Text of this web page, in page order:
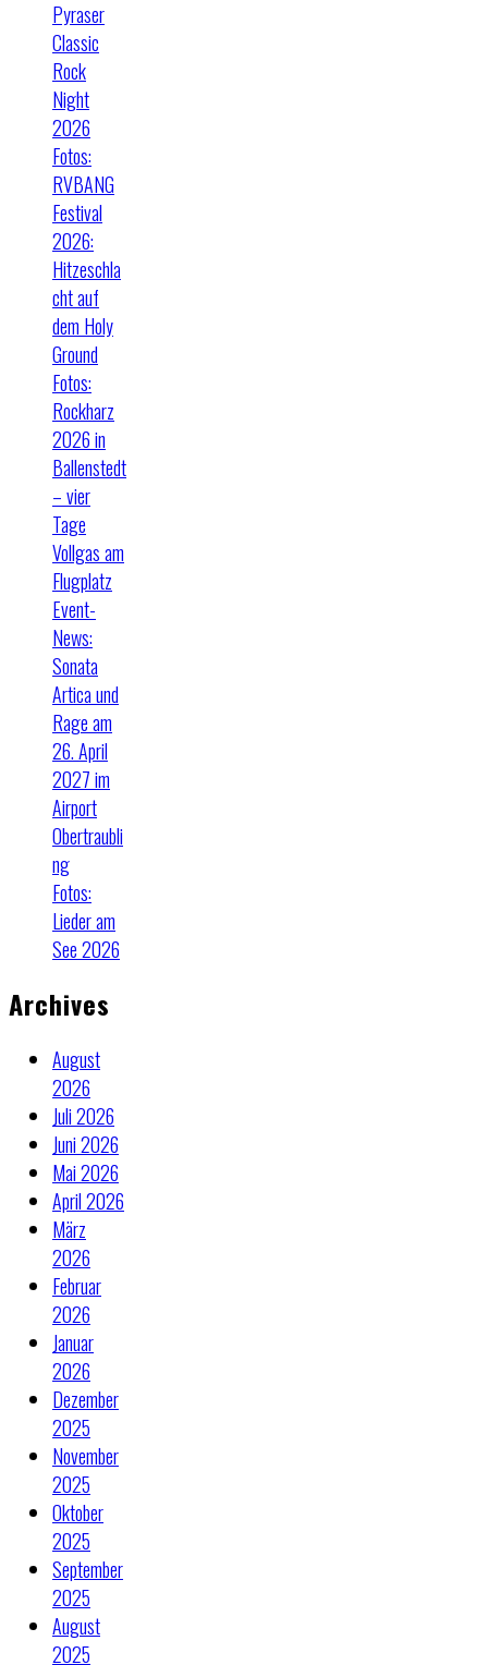
Pyraser
Classic
Rock
Night
2026
Fotos:
RVBANG
Festival
2026:
Hitzeschla
cht auf
dem Holy
Ground
Fotos:
Rockharz
2026 in
Ballenstedt
– vier
Tage
Vollgas am
Flugplatz
Event-
News:
Sonata
Artica und
Rage am
26. April
2027 im
Airport
Obertraubli
ng
Fotos:
Lieder am
See 2026
Archives
August
2026
Juli 2026
Juni 2026
Mai 2026
April 2026
März
2026
Februar
2026
Januar
2026
Dezember
2025
November
2025
Oktober
2025
September
2025
August
2025